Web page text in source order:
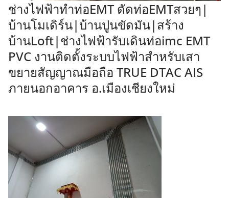
ช่างไฟฟ้าทำท่อEMT ดัดท่อEMTสวยๆ|
บ้านโมเดิร์น|บ้านปูนขัดมัน|สร้าง
บ้านLoft|ช่างไฟฟ้ารับเดินท่อimc EMT
PVC งานติดตั้งระบบไฟฟ้าสำหรับเสา
ขยายสัญญาณมือถือ TRUE DTAC AIS
ภายนอกอาคาร อ.เมืองเชียงใหม่